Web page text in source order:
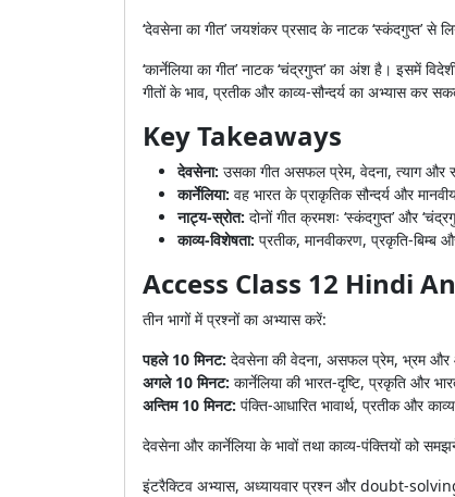
‘देवसेना का गीत’ जयशंकर प्रसाद के नाटक ‘स्कंदगुप्त’
‘कार्नेलिया का गीत’ नाटक ‘चंद्रगुप्त’ का अंश है।
गीतों के भाव, प्रतीक और काव्य-सौन्दर्य का अभ्यास कर
Key Takeaways
देवसेना: उसका गीत असफल प्रेम, वेदना, त्याग और
कार्नेलिया: वह भारत के प्राकृतिक सौन्दर्य और
नाट्य-स्रोत: दोनों गीत क्रमशः ‘स्कंदगुप्त’ और
काव्य-विशेषता: प्रतीक, मानवीकरण, प्रकृति-बिम्ब
Access Class 12 Hindi
तीन भागों में प्रश्नों का अभ्यास करें:
पहले 10 मिनट: देवसेना की वेदना, असफल प्रेम, भ्रम और
अगले 10 मिनट: कार्नेलिया की भारत-दृष्टि, प्रकृति और
अन्तिम 10 मिनट: पंक्ति-आधारित भावार्थ, प्रतीक और
देवसेना और कार्नेलिया के भावों तथा काव्य-पंक्तियों को
इंटरैक्टिव अभ्यास, अध्यायवार प्रश्न और doubt-